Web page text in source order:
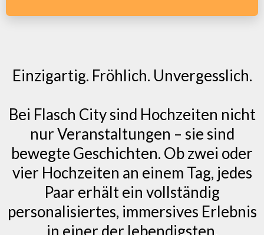
Einzigartig. Fröhlich. Unvergesslich.
Bei Flasch City sind Hochzeiten nicht
nur Veranstaltungen – sie sind
bewegte Geschichten. Ob zwei oder
vier Hochzeiten an einem Tag, jedes
Paar erhält ein vollständig
personalisiertes, immersives Erlebnis
in einer der lebendigsten,